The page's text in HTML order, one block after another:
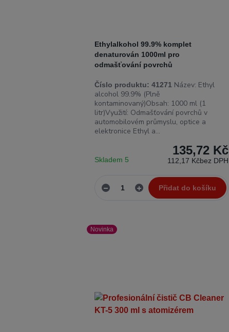
Ethylalkohol 99.9% komplet
denaturován 1000ml pro
odmašťování povrchů
Číslo produktu: 41271 Název: Ethyl
alcohol 99.9% (Plně
kontaminovaný)Obsah: 1000 ml (1
litr)Využití: Odmašťování povrchů v
automobilovém průmyslu, optice a
elektronice Ethyl a...
135,72 Kč
112,17 Kčbez DPH
Skladem 5
Přidat do košíku
Novinka